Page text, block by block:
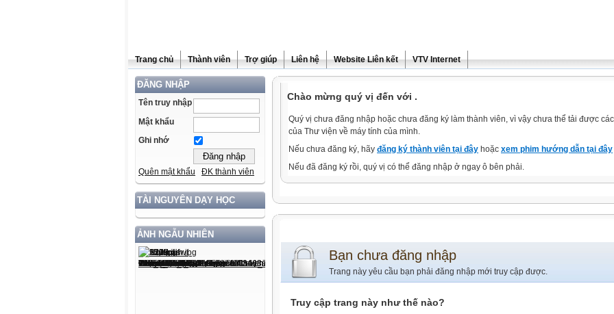
Trang chủ Thành viên Trợ giúp Liên hệ Website Liên kết VTV Internet
ĐĂNG NHẬP
Tên truy nhập
Mật khẩu
Ghi nhớ
Quên mật khẩu ĐK thành viên
TÀI NGUYÊN DẠY HỌC
ẢNH NGẪU NHIÊN
Chào mừng quý vị đến với .
Quý vị chưa đăng nhập hoặc chưa đăng ký làm thành viên, vì vậy chưa thể tải được
của Thư viện về máy tính của mình.
Nếu chưa đăng ký, hãy đăng ký thành viên tại đây hoặc xem phim hướng dẫn tại đây
Nếu đã đăng ký rồi, quý vị có thể đăng nhập ở ngay ô bên phải.
Bạn chưa đăng nhập
Trang này yêu cầu bạn phải đăng nhập mới truy cập được.
Truy cập trang này như thế nào?